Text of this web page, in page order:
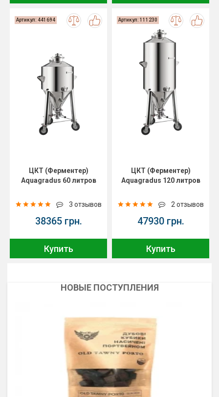
Артикул: 441694
ЦКТ (Ферментер)
Aquagradus 60 литров
3 отзывов
38365 грн.
Купить
Артикул: 111230
ЦКТ (Ферментер)
Aquagradus 120 литров
2 отзывов
47930 грн.
Купить
НОВЫЕ ПОСТУПЛЕНИЯ